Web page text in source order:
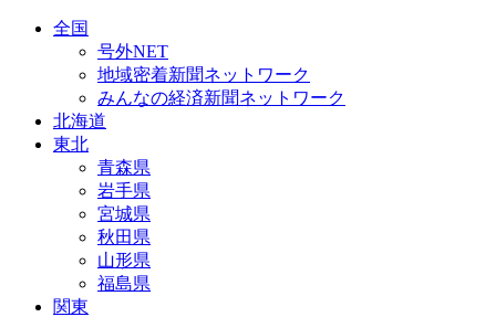
全国
号外NET
地域密着新聞ネットワーク
みんなの経済新聞ネットワーク
北海道
東北
青森県
岩手県
宮城県
秋田県
山形県
福島県
関東